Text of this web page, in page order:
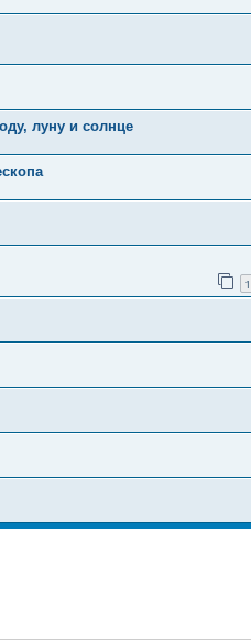
луну и солнце
1